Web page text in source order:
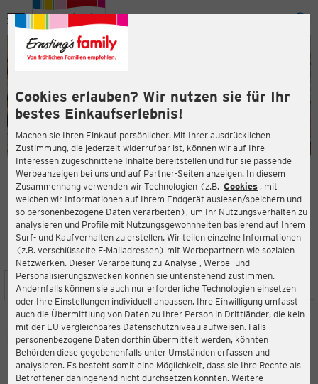
Cookies erlauben? Wir nutzen sie für Ihr
bestes Einkaufserlebnis!
Machen sie Ihren Einkauf persönlicher. Mit Ihrer ausdrücklichen
Zustimmung, die jederzeit widerrufbar ist, können wir auf Ihre
Interessen zugeschnittene Inhalte bereitstellen und für sie passende
Werbeanzeigen bei uns und auf Partner-Seiten anzeigen. In diesem
Zusammenhang verwenden wir Technologien (z.B. Cookies , mit
welchen wir Informationen auf Ihrem Endgerät auslesen/speichern und
so personenbezogene Daten verarbeiten), um Ihr Nutzungsverhalten zu
analysieren und Profile mit Nutzungsgewohnheiten basierend auf Ihrem
Surf- und Kaufverhalten zu erstellen. Wir teilen einzelne Informationen
(z.B. verschlüsselte E-Mailadressen) mit Werbepartnern wie sozialen
Netzwerken. Dieser Verarbeitung zu Analyse-, Werbe- und
Personalisierungszwecken können sie untenstehend zustimmen.
Andernfalls können sie auch nur erforderliche Technologien einsetzen
oder Ihre Einstellungen individuell anpassen. Ihre Einwilligung umfasst
auch die Übermittlung von Daten zu Ihrer Person in Drittländer, die kein
mit der EU vergleichbares Datenschutzniveau aufweisen. Falls
personenbezogene Daten dorthin übermittelt werden, könnten
Behörden diese gegebenenfalls unter Umständen erfassen und
analysieren. Es besteht somit eine Möglichkeit, dass sie Ihre Rechte als
Betroffener dahingehend nicht durchsetzen könnten. Weitere
Menü
ERNSTING'S FAMILY FILIALE
Hauptstraße 16-18
91054 Erlangen
4,2
Bewertung:
STANDORT SERVICES SORTIMENT AKTIONEN
Ernsting's family
Hauptstraße 16-18, 91054 Erlangen